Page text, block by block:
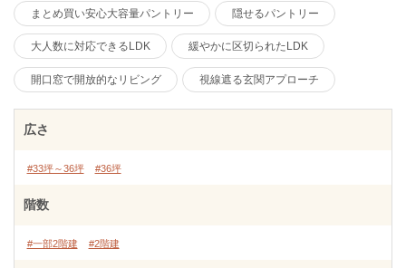
まとめ買い安心大容量パントリー 隠せるパントリー
大人数に対応できるLDK 緩やかに区切られたLDK
開口窓で開放的なリビング 視線遮る玄関アプローチ
広さ
#33坪～36坪 #36坪
階数
#一部2階建 #2階建